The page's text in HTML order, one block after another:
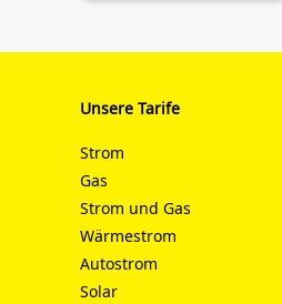
Unsere Tarife
Strom
Gas
Strom und Gas
Wärmestrom
Autostrom
Solar